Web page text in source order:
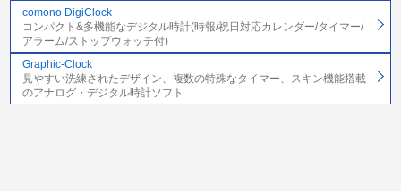
comono DigiClock
コンパクト&多機能なデジタル時計(時報/祝日対応カレンダー/タイマー/
アラーム/ストップウォッチ付)
Graphic-Clock
見やすい洗練されたデザイン、複数の特殊なタイマー、スキン機能搭載
のアナログ・デジタル時計ソフト